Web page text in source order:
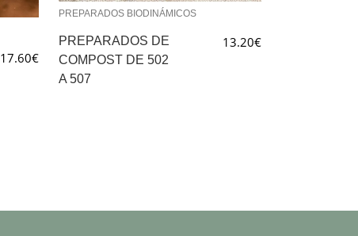
17.60€
PREPARADOS BIODINÁMICOS
PREPARADOS DE
COMPOST DE 502
A 507
13.20€